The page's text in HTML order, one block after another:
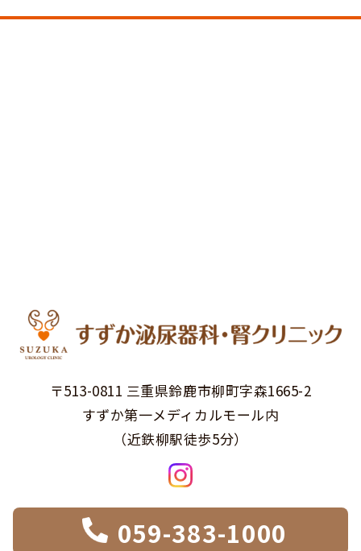
〒513-0811 三重県鈴鹿市柳町字森1665-2
すずか第一メディカルモール内
（近鉄柳駅徒歩5分）
059-383-1000